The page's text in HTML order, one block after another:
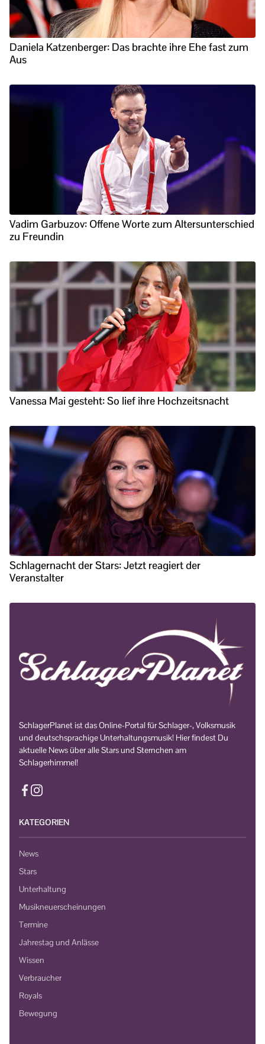
Daniela Katzenberger: Das brachte ihre Ehe fast zum
Aus
Vadim Garbuzov: Offene Worte zum Altersunterschied
zu Freundin
Vanessa Mai gesteht: So lief ihre Hochzeitsnacht
Schlagernacht der Stars: Jetzt reagiert der
Veranstalter
SchlagerPlanet ist das Online-Portal für Schlager-, Volksmusik
und deutschsprachige Unterhaltungsmusik! Hier findest Du
aktuelle News über alle Stars und Sternchen am
Schlagerhimmel!
KATEGORIEN
News
Stars
Unterhaltung
Musikneuerscheinungen
Termine
Jahrestag und Anlässe
Wissen
Verbraucher
Royals
Bewegung